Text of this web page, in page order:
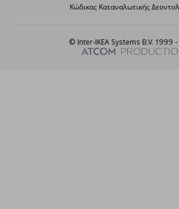
Κώδικας Καταναλωτικής
© Inter-IKEA Systems B.V. 1999